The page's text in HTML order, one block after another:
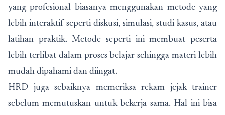
yang profesional biasanya menggunakan metode yang
lebih interaktif seperti diskusi, simulasi, studi kasus, atau
latihan praktik. Metode seperti ini membuat peserta
lebih terlibat dalam proses belajar sehingga materi lebih
mudah dipahami dan diingat.
HRD juga sebaiknya memeriksa rekam jejak trainer
sebelum memutuskan untuk bekerja sama. Hal ini bisa